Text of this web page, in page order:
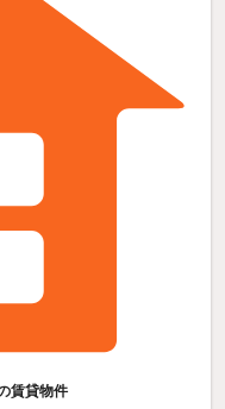
賃貸物件